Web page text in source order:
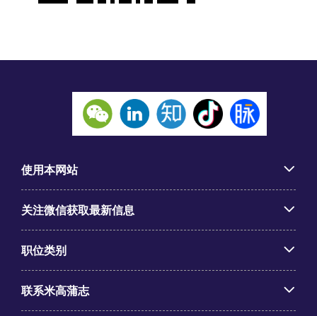
使用本网站
关注微信获取最新信息
职位类别
联系米高蒲志